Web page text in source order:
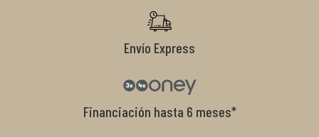
Envío Express
Financiación hasta 6 meses*